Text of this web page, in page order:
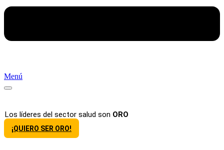
Menú
Los líderes del sector salud son ORO
¡QUIERO SER ORO!